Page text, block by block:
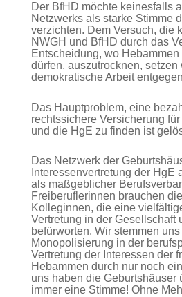
Der BfHD möchte keinesfalls
Netzwerks als starke Stimme
verzichten. Dem Versuch, die
NWGH und BfHD durch das
Entscheidung, wo
dürfen, auszutrocknen, setzen
demokratische Arbeit
Das Hauptproblem, eine
rechtssichere Versicherung
und die HgE zu finden ist
Das Netzwerk der
Interessenvertretung der HgE
als maßgeblicher
Freiberuflerinnen brauchen
Kolleginnen, die eine
Vertretung in der Gesellschaft
befürworten. Wir stemmen
Monopolisierung in der
Vertretung der Interessen der
Hebammen durch nur noch
uns haben die Geburtshäuser
immer eine Stimme! Ohne